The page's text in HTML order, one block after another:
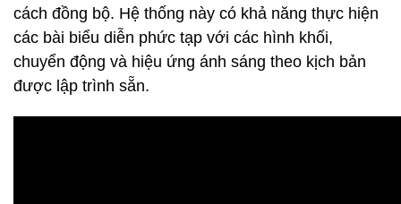
cách đồng bộ. Hệ thống này có khả năng thực hiện
các bài biểu diễn phức tạp với các hình khối,
chuyển động và hiệu ứng ánh sáng theo kịch bản
được lập trình sẵn.